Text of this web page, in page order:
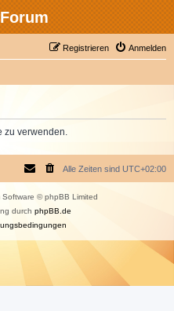
Anmelden
Registrieren
zu verwenden.
Alle Zeiten sind UTC+02:00
Software © phpBB Limited
durch phpBB.de